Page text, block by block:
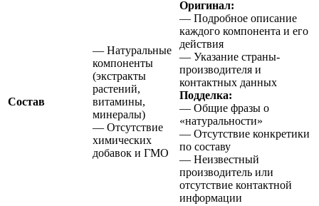
Состав
— Натуральные
компоненты
(экстракты
растений,
витамины,
минералы)
— Отсутствие
химических
добавок и ГМО
Оригинал:
— Подробное описание
каждого компонента и его
действия
— Указание страны-
производителя и
контактных данных
Подделка:
— Общие фразы о
«натуральности»
— Отсутствие конкретики
по составу
— Неизвестный
производитель или
отсутствие контактной
информации